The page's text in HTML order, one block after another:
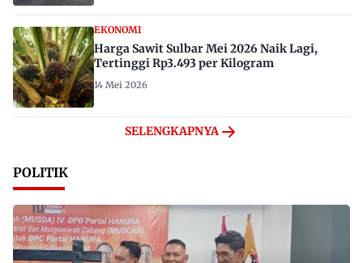
EKONOMI
Harga Sawit Sulbar Mei 2026 Naik Lagi,
Tertinggi Rp3.493 per Kilogram
14 Mei 2026
SELENGKAPNYA
POLITIK